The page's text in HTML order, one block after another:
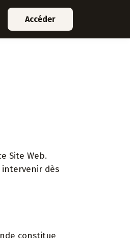
Accéder
Site Web.
intervenir dès
constitue